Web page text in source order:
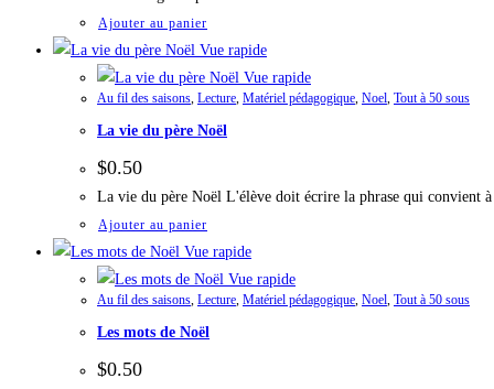
Ajouter au panier
Vue rapide
Vue rapide
Au fil des saisons Lecture Matériel pédagogique Noel Tout à 50 sous
La vie du père Noël
$0.50
La vie du père Noël L'élève doit écrire la phrase qui convient
Ajouter au panier
Vue rapide
Vue rapide
Au fil des saisons, Lecture, Matériel pédagogique, Noel, Tout à 50 sous
Les mots de Noël
$0.50